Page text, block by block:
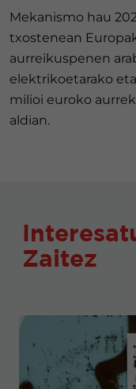
Mekanismo hau
txostenean
aurreikuspenen
elektrikoetarako
milioi euroko
aldian.
Zaitez